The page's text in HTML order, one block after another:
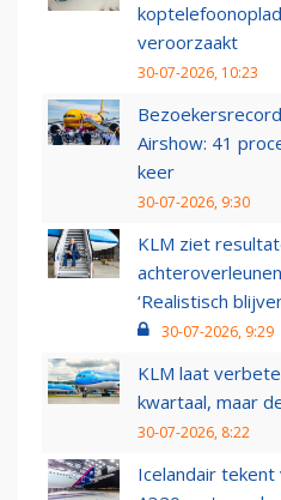
veroorzaakt
30-07-2026, 10:23
Airshow: 41
keer
30-07-2026, 9:30
KLM ziet
‘Realistisch
30-07-2026, 9:29
KLM laat
kwartaal, maar
30-07-2026, 8:22
Icelandair